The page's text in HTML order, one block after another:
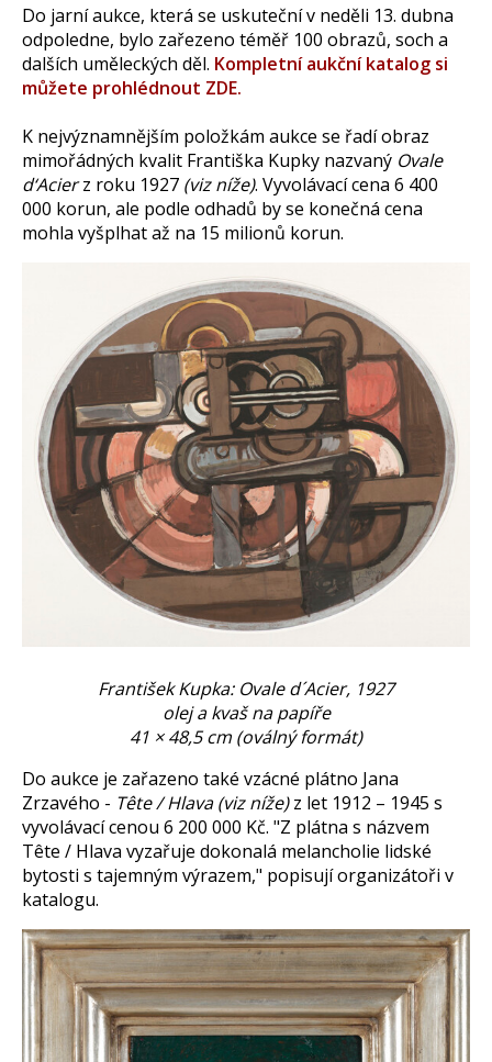
Do jarní aukce, která se uskuteční v neděli 13. dubna
odpoledne, bylo zařezeno téměř 100 obrazů, soch a
dalších uměleckých děl. Kompletní aukční katalog si
můžete prohlédnout ZDE.
K nejvýznamnějším položkám aukce se řadí obraz
mimořádných kvalit Františka Kupky nazvaný Ovale
d‘Acierz roku 1927 (viz níže). Vyvolávací cena 6 400
000 korun, ale podle odhadů by se konečná cena
mohla vyšplhat až na 15 milionů korun.
František Kupka: Ovale d´Acier, 1927
olej a kvaš na papíře
41 × 48,5 cm (oválný formát)
Do aukce je zařazeno také vzácné plátno Jana
Zrzavého - Tête / Hlava (viz níže)z let 1912 – 1945 s
vyvolávací cenou 6 200 000 Kč. "Z plátna s názvem
Tête / Hlava vyzařuje dokonalá melancholie lidské
bytosti s tajemným výrazem," popisují organizátoři v
katalogu.